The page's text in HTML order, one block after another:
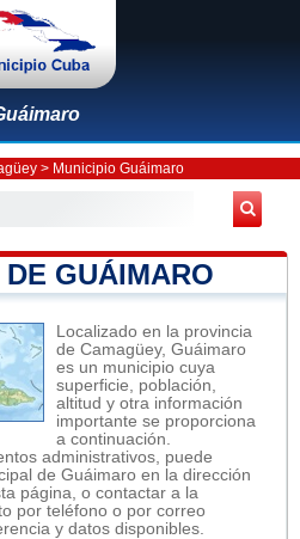
> Municipio Guáimaro
GUÁIMARO
Localizado en la provincia
de Camagüey, Guáimaro
es un municipio cuya
superficie, población,
altitud y otra información
importante se proporciona
a continuación.
administrativos, puede
de Guáimaro en la dirección
página, o contactar a la
por teléfono o por correo
y datos disponibles.